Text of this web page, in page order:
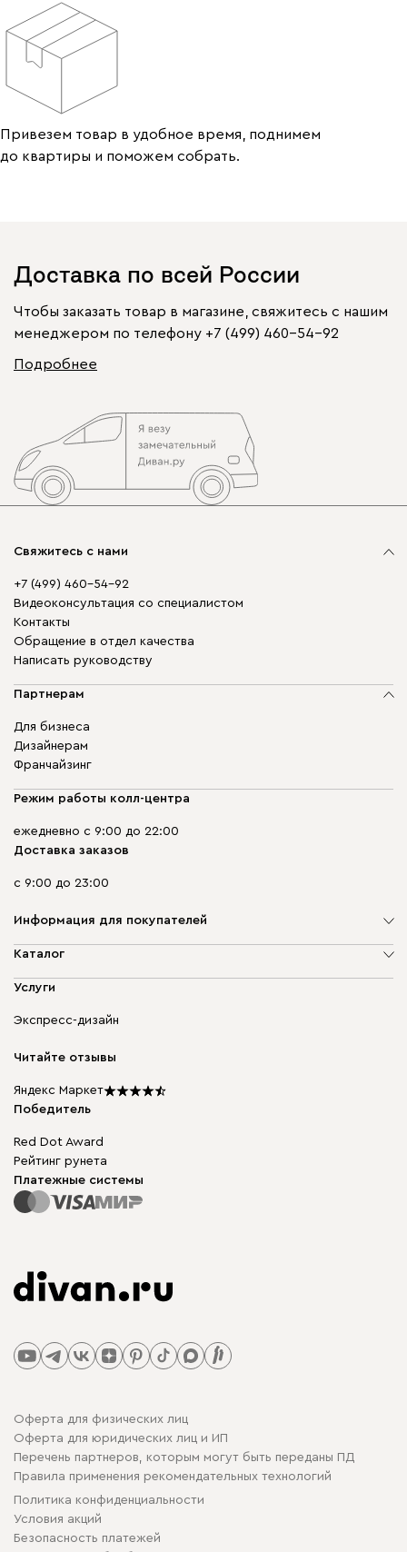
Привезем товар в удобное время, поднимем
до квартиры и поможем собрать.
Доставка по всей России
Чтобы заказать товар в магазине, свяжитесь с нашим
менеджером по телефону +7 (499) 460-54-92
Подробнее
Свяжитесь с нами
+7 (499) 460-54-92
Видеоконсультация со специалистом
Контакты
Обращение в отдел качества
Написать руководству
Партнерам
Для бизнеса
Дизайнерам
Франчайзинг
Режим работы колл-центра
ежедневно с 9:00 до 22:00
Доставка заказов
с 9:00 до 23:00
Информация для покупателей
О компании
Доставка и оплата
диван.клуб
Карьера
Подарочные сертификаты
Мы в прессе
Каталог
Мягкая мебель
Бескаркасная мебель
Столы и стулья
Услуги
Экспресс-дизайн
Читайте отзывы
Яндекс Маркет
Победитель
Red Dot Award
Рейтинг рунета
Платежные системы
Оферта для физических лиц
Оферта для юридических лиц и ИП
Перечень партнеров, которым могут быть переданы ПД
Правила применения рекомендательных технологий
Политика конфиденциальности
Условия акций
Безопасность платежей